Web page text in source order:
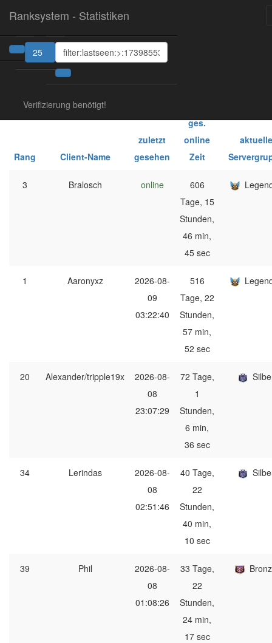
Ranksystem - Statistiken
25
Verifizierung benötigt!
1 2
Rang Client-Name
zuletzt
gesehen
ges.
online
Zeit
aktuelle
3 Bralosch online
606
Tage, 15
Stunden,
46 min,
45 sec
1 Aaronyxz
2026-08-
09
03:22:40
516
Tage, 22
Stunden,
57 min,
52 sec
20 Alexander/tripple19x
2026-08-
08
23:07:29
72 Tage,
1
Stunden,
6 min,
36 sec
34 Lerindas
2026-08-
08
02:51:46
40 Tage,
22
Stunden,
40 min,
10 sec
39 Phil
2026-08-
08
01:08:26
33 Tage,
22
Stunden,
24 min,
17 sec